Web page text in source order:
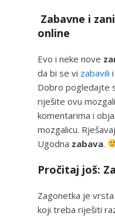
Zabavne i
online
Evo i neke nove
da bi se vi zabavili
Dobro pogledajte
riješite ovu
komentarima i
mozgalicu.
Ugodna zabava.
Pročitaj još:
Zagonetka je
koji treba riješiti